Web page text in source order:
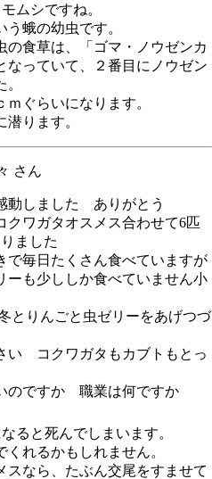
ムシですね。
蛾の幼虫です。
食草は、「ゴマ・ノウゼンカ
っていて、２番目にノウゼン
ぐらいになります。
潜ります。
さん
動しました ありがとう
ワガタオスメス合わせて6匹
ました
毎日たくさん食べていますが
ーも少ししか食べていません小
とりんごと虫ゼリーをあげつづ
い コクワガタもカブトもとっ
のですか 職業は何ですか
ると死んでしまいます。
れるかもしれません。
なら、たぶん交尾をすませて